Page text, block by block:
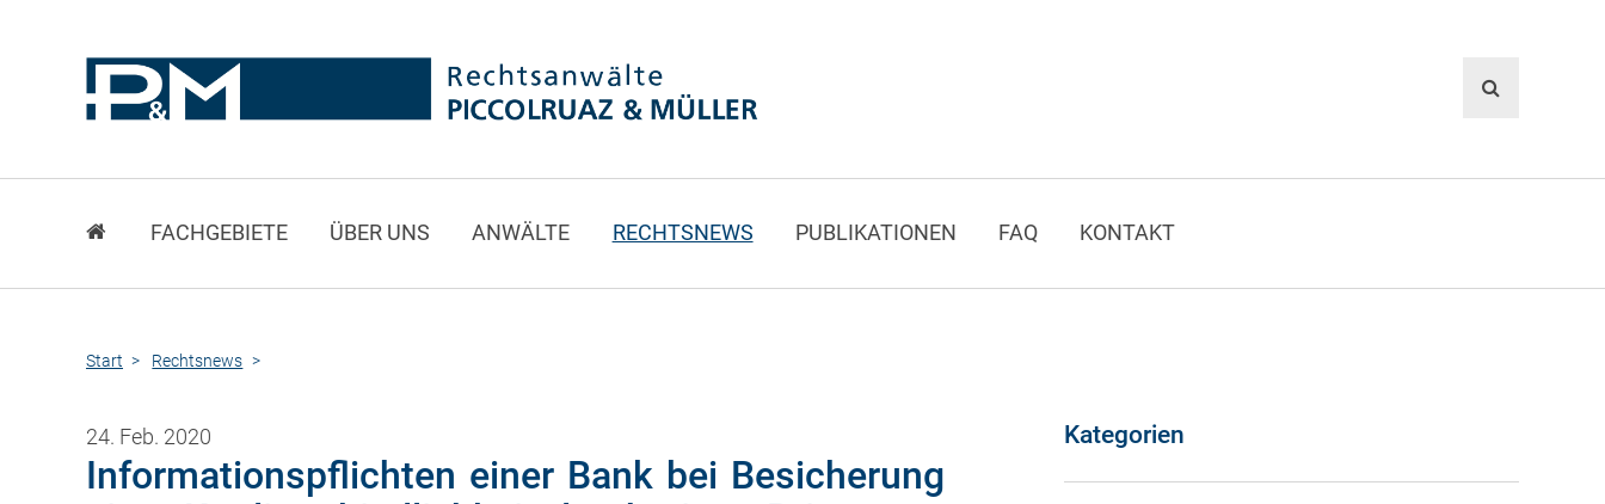
FACHGEBIETE ÜBER UNS ANWÄLTE RECHTSNEWS PUBLIKATIONEN FAQ KONTAKT
Start Rechtsnews
24. Feb. 2020
Informationspflichten einer Bank bei Besicherung
Kategorien